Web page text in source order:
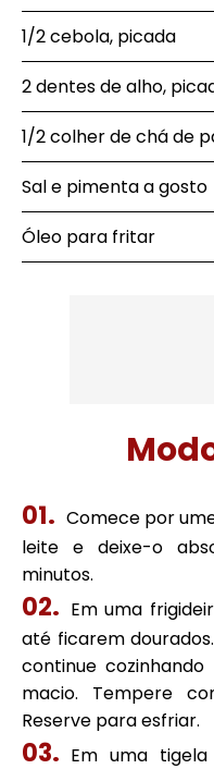
1/2 cebola, picada
2 dentes de alho,
1/2 colher de chá de
Sal e pimenta a gosto
Óleo para fritar
Comece por
leite e deixe-o
minutos.
Em uma
até ficarem
continue
macio. Tempere
Reserve para esfriar.
Em uma